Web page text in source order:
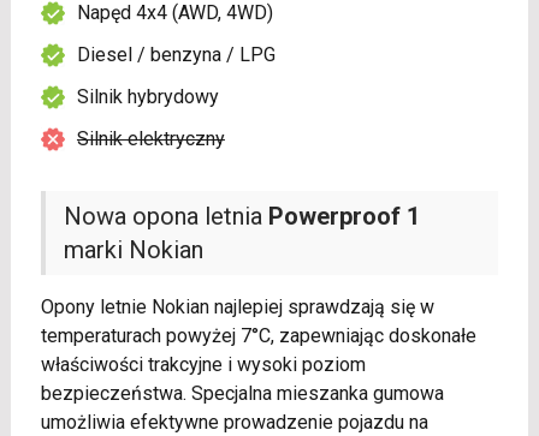
Nowa opona letnia Powerproof 1
marki Nokian
Opony letnie Nokian najlepiej sprawdzają się w
temperaturach powyżej 7°C, zapewniając doskonałe
właściwości trakcyjne i wysoki poziom
bezpieczeństwa. Specjalna mieszanka gumowa
umożliwia efektywne prowadzenie pojazdu na
Napęd 4x4 (AWD, 4WD)
Diesel / benzyna / LPG
Silnik hybrydowy
Silnik elektryczny